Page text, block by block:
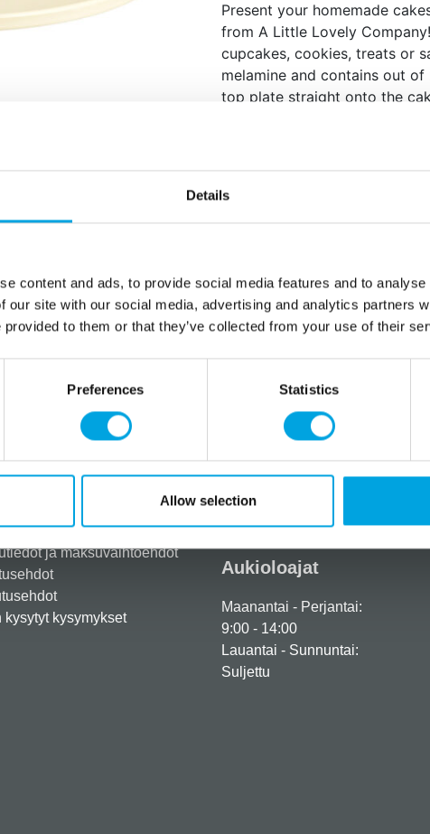
Details
content and ads, to provide social media features and to
our site with our social media, advertising and analytics partners
provided to them or that they’ve collected from your use of their
Preferences Statistics
Allow selection
Present your homemade
from A Little Lovely
cupcakes, cookies, treats or
melamine and contains out
top plate straight onto the
The stand consists of
together.
Not suitable for the
Lisätiedot
yritysasiakkaaksi
ja maksuvaihtoehdot
kysytyt kysymykset
Tarvitsetko apua?
+358 45 120 6627
Aukioloajat
Maanantai - Perjantai:
9:00 - 14:00
Lauantai - Sunnuntai:
Suljettu